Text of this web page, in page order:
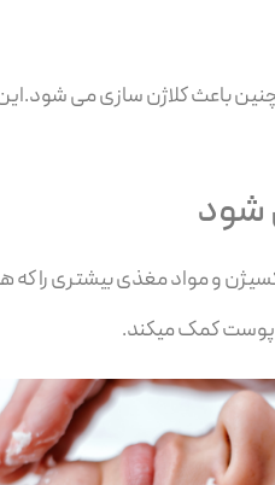
باعث کلاژن سازی می
شود
و مواد مغذی بیشتری را که
پوست کمک میکند.